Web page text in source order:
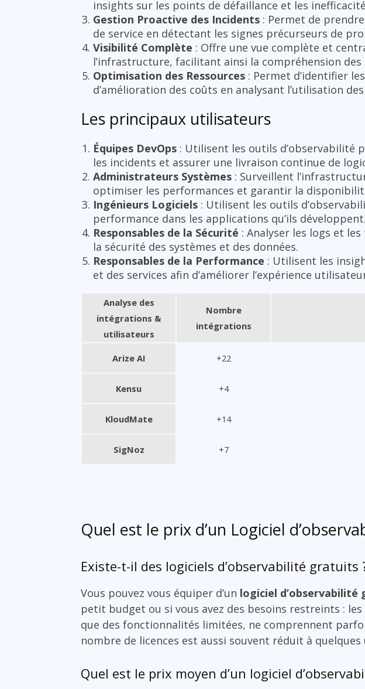
insights sur les points de défaillance et les
Gestion Proactive des Incidents : Permet de
de service en détectant les signes précurseurs de
Visibilité Complète : Offre une vue complète et
l’infrastructure, facilitant ainsi la compréhension
Optimisation des Ressources : Permet d’identifier
d’amélioration des coûts en analysant l’utilisation
Les principaux utilisateurs
Équipes DevOps : Utilisent les outils d’observabilité
les incidents et assurer une livraison continue de
Administrateurs Systèmes : Surveillent
optimiser les performances et garantir la
Ingénieurs Logiciels : Utilisent les outils
performance dans les applications qu’ils développent.
Responsables de la Sécurité : Analyser les logs et
la sécurité des systèmes et des données.
Responsables de la Performance : Utilisent les
et des services afin d’améliorer l’expérience
Analyse des
intégrations &
utilisateurs
Nombre
intégrations
Arize AI +22
Kensu +4
KloudMate +14
SigNoz +7
Quel est le prix d’un Logiciel
Existe-t-il des logiciels d’observabilité gratuits
Vous pouvez vous équiper d’un logiciel d’observabilité
petit budget ou si vous avez des besoins restreints :
que des fonctionnalités limitées, ne comprennent
nombre de licences est aussi souvent réduit à
Quel est le prix moyen d’un logiciel